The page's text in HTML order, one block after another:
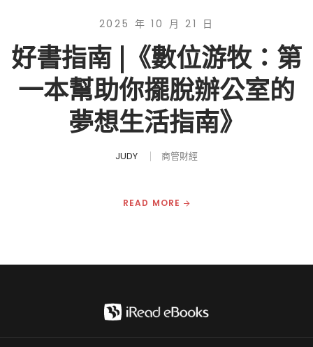
2025 年 10 月 21 日
好書指南 |《數位游牧：第
一本幫助你擺脫辦公室的
夢想生活指南》
JUDY 商管財經
READ MORE